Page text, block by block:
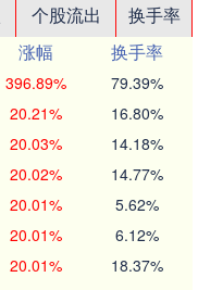
个股流出
换手率
涨幅
换手率
396.89% 79.39%
20.21% 16.80%
20.03% 14.18%
20.02% 14.77%
20.01% 5.62%
20.01% 6.12%
20.01% 18.37%